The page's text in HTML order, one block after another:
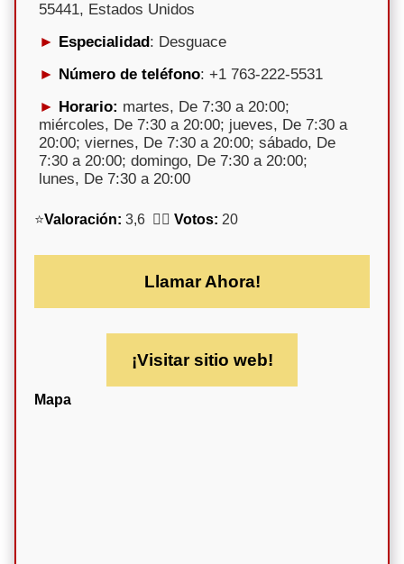
55441, Estados Unidos
Especialidad: Desguace
Número de teléfono: +1 763-222-5531
Horario: martes, De 7:30 a 20:00;
miércoles, De 7:30 a 20:00; jueves, De 7:30 a
20:00; viernes, De 7:30 a 20:00; sábado, De
7:30 a 20:00; domingo, De 7:30 a 20:00;
lunes, De 7:30 a 20:00
⭐Valoración: 3,6 🕵️‍♀️ Votos: 20
Llamar Ahora!
¡Visitar sitio web!
Mapa